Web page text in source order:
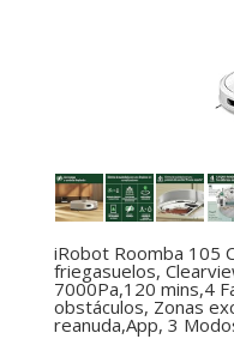
iRobot Roomba 105
friegasuelos,
7000Pa,120 mins,4
obstáculos, Zonas
reanuda,App, 3